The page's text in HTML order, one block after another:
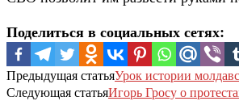
Поделиться в социальных сетях:
Предыдущая статьяУрок истории
Следующая статьяИгорь Гросу о